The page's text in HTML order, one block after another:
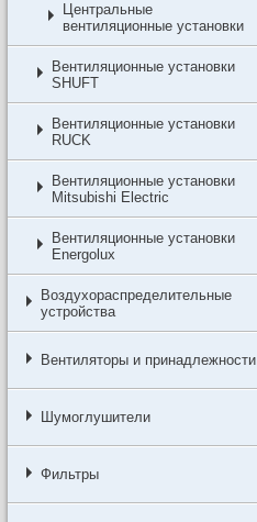
Центральные
вентиляционные установки
Вентиляционные установки
SHUFT
Вентиляционные установки
RUCK
Вентиляционные установки
Mitsubishi Electric
Вентиляционные установки
Energolux
Воздухораспределительные
устройства
Вентиляторы и принадлежности
Шумоглушители
Фильтры